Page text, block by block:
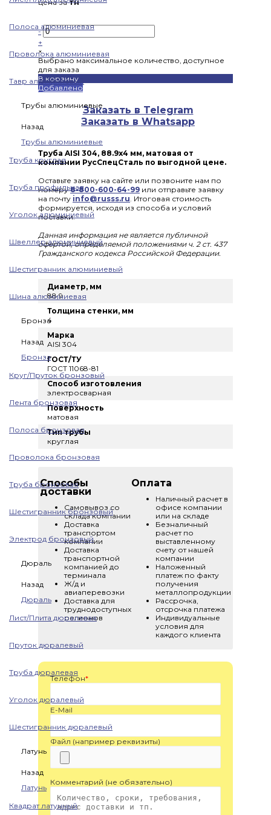
Полоса алюминиевая
Проволока алюминиевая
Тавр алюминиевый
Трубы алюминиевые
Назад
Трубы алюминиевые
Труба круглая
Труба профильная
Уголок алюминиевый
Швеллер алюминиевый
Шестигранник алюминиевый
Шина алюминиевая
Бронза
Назад
Бронза
Круг/Пруток бронзовый
Лента бронзовая
Полоса бронзовая
Проволока бронзовая
Труба бронзовая
Шестигранник бронзовый
Электрод бронзовый
Дюраль
Назад
Дюраль
Лист/Плита дюралевая
Пруток дюралевый
Труба дюралевая
Уголок дюралевый
Шестигранник дюралевый
Латунь
Назад
Латунь
Квадрат латунный
цена затн
-
+
×
Выбрано максимальное количество, доступное
для заказа
В корзину
Добавлено
Заказать в Telegram
Заказать в Whatsapp
Труба AISI 304, 88.9х4 мм, матовая от
компании РусСпецСталь по выгодной цене.
Оставьте заявку на сайте или позвоните нам по
номеру8-800-600-64-99 или отправьте заявку
на почту info@russs.ru. Итоговая стоимость
формируется, исходя из способа и условий
поставки.
Данная информация не является публичной
офертой, определяемой положениями ч. 2 ст. 437
Гражданского кодекса Российской Федерации.
Диаметр, мм
88,9
Толщина стенки, мм
4
Марка
AISI 304
ГОСТ/ТУ
ГОСТ 11068-81
Способ изготовления
электросварная
Поверхность
матовая
Тип трубы
круглая
Способы
доставки
Самовывоз со
склада компании
Доставка
транспортом
компании
Доставка
транспортной
компанией до
терминала
Ж/д и
авиаперевозки
Доставка для
труднодоступных
регионов
Оплата
Наличный расчет в
офисе компании
или на складе
Безналичный
расчет по
выставленному
счету от нашей
компании
Наложенный
платеж по факту
получения
металлопродукции
Рассрочка,
отсрочка платежа
Индивидуальные
условия для
каждого клиента
Телефон*
E-Mail
Файл (например реквизиты)
Комментарий (не обязательно)